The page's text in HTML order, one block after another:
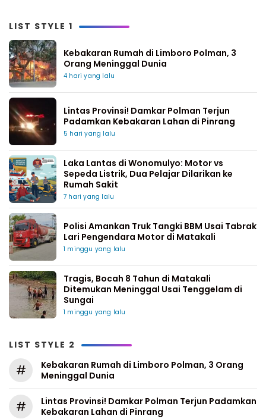
LIST STYLE 1
Kebakaran Rumah di Limboro Polman, 3
Orang Meninggal Dunia
4 hari yang lalu
Lintas Provinsi! Damkar Polman Terjun
Padamkan Kebakaran Lahan di Pinrang
5 hari yang lalu
Laka Lantas di Wonomulyo: Motor vs
Sepeda Listrik, Dua Pelajar Dilarikan ke
Rumah Sakit
7 hari yang lalu
Polisi Amankan Truk Tangki BBM Usai Tabrak
Lari Pengendara Motor di Matakali
1 minggu yang lalu
Tragis, Bocah 8 Tahun di Matakali
Ditemukan Meninggal Usai Tenggelam di
Sungai
1 minggu yang lalu
LIST STYLE 2
#
Kebakaran Rumah di Limboro Polman, 3 Orang
Meninggal Dunia
#
Lintas Provinsi! Damkar Polman Terjun Padamkan
Kebakaran Lahan di Pinrang